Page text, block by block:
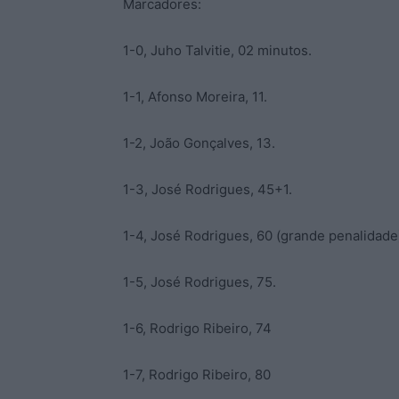
Marcadores:
1-0, Juho Talvitie, 02 minutos.
1-1, Afonso Moreira, 11.
1-2, João Gonçalves, 13.
1-3, José Rodrigues, 45+1.
1-4, José Rodrigues, 60 (grande
1-5, José Rodrigues, 75.
1-6, Rodrigo Ribeiro, 74
1-7, Rodrigo Ribeiro, 80